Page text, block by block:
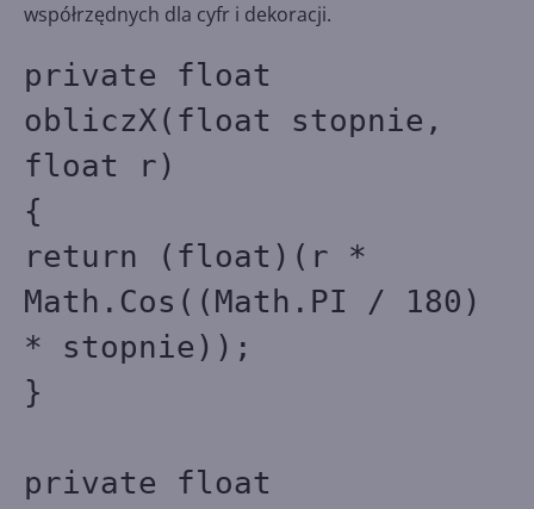
współrzędnych dla cyfr i dekoracji.
private float
obliczX(float stopnie,
float r)
{
return (float)(r *
Math.Cos((Math.PI / 180)
* stopnie));
}
private float